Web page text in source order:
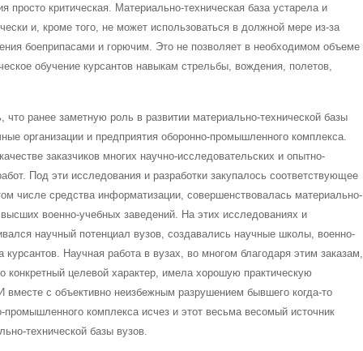
просто критическая. Материально-техническая база устарела и
и, кроме того, не может использоваться в должной мере из-за
боеприпасами и горючим. Это не позволяет в необходимом объеме
обучение курсантов навыкам стрельбы, вождения, полетов,
что ранее заметную роль в развитии материально-технической базы
организации и предприятия оборонно-промышленного комплекса.
заказчиков многих научно-исследовательских и опытно-
Под эти исследования и разработки закупалось соответствующее
числе средства информатизации, совершенствовалась материально-
высших военно-учебных заведений. На этих исследованиях и
научный потенциал вузов, создавались научные школы, военно-
курсантов. Научная работа в вузах, во многом благодаря этим заказам,
конкретный целевой характер, имела хорошую практическую
вместе с объективно неизбежным разрушением бывшего когда-то
промышленного комплекса исчез и этот весьма весомый источник
технической базы вузов.